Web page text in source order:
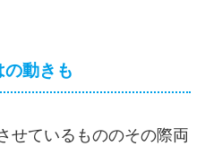
動きも
せているもののその際両